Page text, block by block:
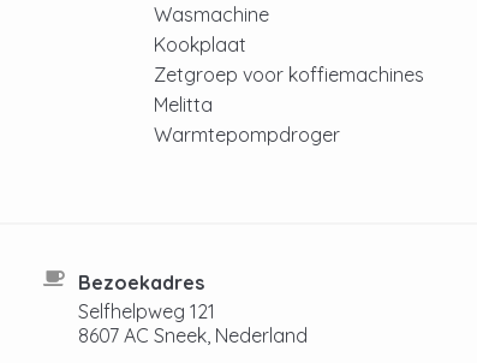
Wasmachine
Kookplaat
Zetgroep voor koffiemachines
Melitta
Warmtepompdroger
Bezoekadres
Selfhelpweg 121
8607 AC Sneek, Nederland